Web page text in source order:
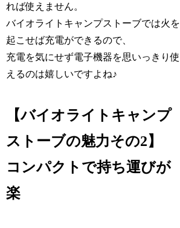
れば使えません。
バイオライトキャンプストーブでは火を
起こせば充電ができるので、
充電を気にせず電子機器を思いっきり使
えるのは嬉しいですよね♪
【バイオライトキャンプ
ストーブの魅力その2】
コンパクトで持ち運びが
楽